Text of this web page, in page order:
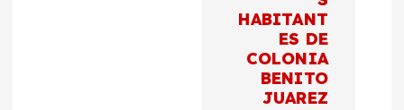
HABITANT
ES DE
COLONIA
BENITO
JUAREZ